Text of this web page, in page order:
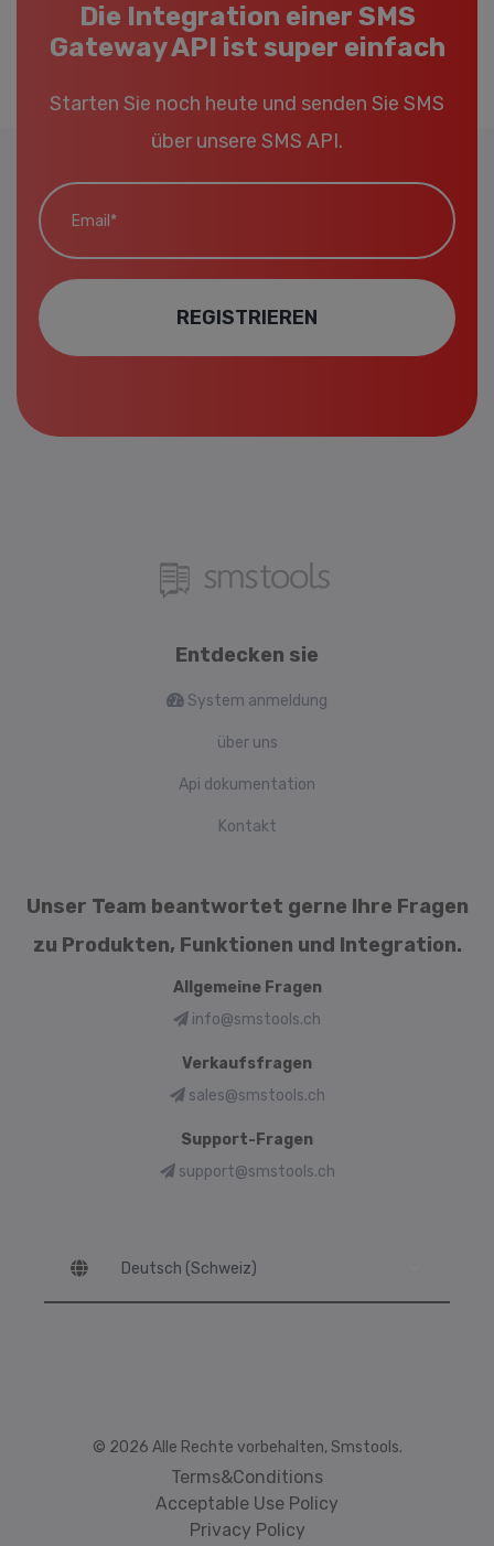
Die Integration einer SMS
Gateway API ist super einfach
Starten Sie noch heute und senden Sie SMS
über unsere SMS API.
Email*
REGISTRIEREN
Entdecken sie
System anmeldung
über uns
Api dokumentation
Kontakt
Unser Team beantwortet gerne Ihre Fragen
zu Produkten, Funktionen und Integration.
Allgemeine Fragen
info@smstools.ch
Verkaufsfragen
sales@smstools.ch
Support-Fragen
support@smstools.ch
© 2026 Alle Rechte vorbehalten, Smstools.
Terms&Conditions
Acceptable Use Policy
Privacy Policy